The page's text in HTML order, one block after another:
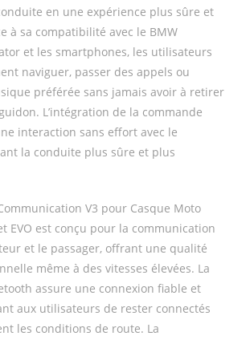
en une expérience plus sûre et
à sa compatibilité avec le BMW
et les smartphones, les utilisateurs
naviguer, passer des appels ou
préférée sans jamais avoir à retirer
L’intégration de la commande
interaction sans effort avec le
la conduite plus sûre et plus
V3 pour Casque Moto
EVO est conçu pour la communication
et le passager, offrant une qualité
même à des vitesses élevées. La
assure une connexion fiable et
aux utilisateurs de rester connectés
les conditions de route. La